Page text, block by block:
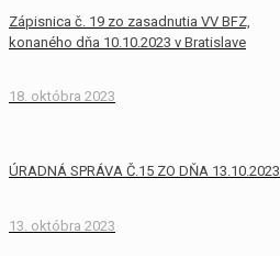
Zápisnica č. 19 zo zasadnutia VV BFZ,
konaného dňa 10.10.2023 v Bratislave
18. októbra 2023
ÚRADNÁ SPRÁVA Č.15 ZO DŇA 13.10.2023
13. októbra 2023